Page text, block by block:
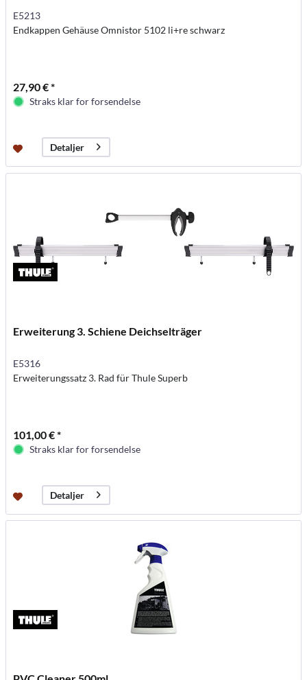
E5213
Endkappen Gehäuse Omnistor 5102 li+re schwarz
27,90 € *
Straks klar for forsendelse
Detaljer
Erweiterung 3. Schiene Deichselträger
E5316
Erweiterungssatz 3. Rad für Thule Superb
101,00 € *
Straks klar for forsendelse
Detaljer